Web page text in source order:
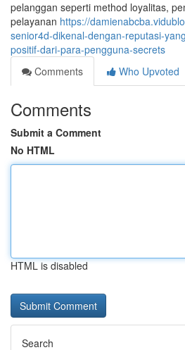
pelanggan seperti method loyalitas,
pelayanan https://
senior4d-dikenal-dengan-reputasi-
positif-dari-para-pengguna-secrets
Comments
Who Upvoted
Comments
Submit a Comment
No HTML
HTML is disabled
Search